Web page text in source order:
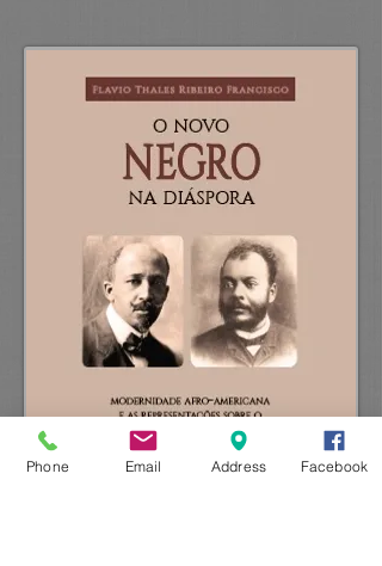
Phone Email Address Facebook